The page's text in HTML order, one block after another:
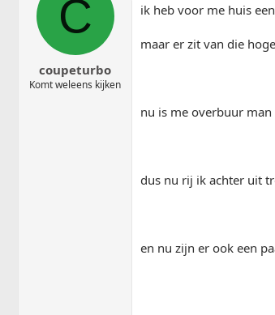
t
d
a
u
m
C
coupeturbo
Komt weleens kijken
ik heb voor me huis
maar er zit van die
nu is me overbuur
dus nu rij ik achter uit
en nu zijn er ook een